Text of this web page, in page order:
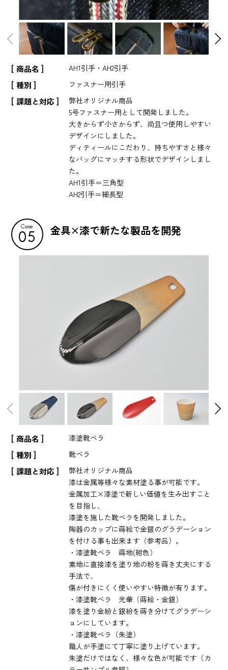
商品名 AH1引手・AH2引手
種別 ファスナー用引手
課題と対応
弊社オリジナル商品
5号ファスナー用として開発しました。
大きからず小さからず、尚且つ使用しやすい
デザインにしました。
ディティールにこだわり、持ちやすさと様々
なバッグにマッチする形状でデザインしまし
た。
AH1引手＝三角型
AH2引手＝細長型
Case
05 金具×漆で新たな製品を開発
商品名 漆塗靴ベラ
種別 靴ベラ
課題と対応
弊社オリジナル商品
漆は金属等様々な素材塗る事が可能です。
金属加工×漆塗で新しい価値を生み出すこと
を目指し、
漆塗を施した靴ベラを開発しました。
陶器のカップに蒔絵で金銀のグラデーション
を付ける事も出来ます（参考品）。
・漆塗靴ベラ 蒔地(紺色）
素地に直接漆を塗り地の粉を蒔き丈夫にする
手法で、
傷が付きにくく使いやすい特徴が有ります。
・漆塗靴ベラ 光華（蒔絵・金銀）
漆を塗り金紛と銀紛を蒔き分けてグラデーシ
ョンにしています。
・漆塗靴ベラ（朱塗）
職人が手塗にて丁寧に塗り上げています。
朱塗だけではなく、様々な色が可能です（カ